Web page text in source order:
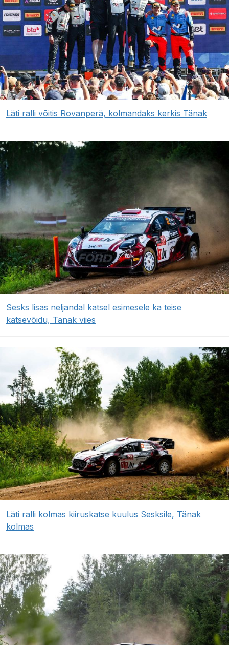
Läti ralli võitis Rovanperä, kolmandaks kerkis Tänak
Sesks lisas neljandal katsel esimesele ka teise
katsevõidu, Tänak viies
Läti ralli kolmas kiiruskatse kuulus Sesksile, Tänak
kolmas